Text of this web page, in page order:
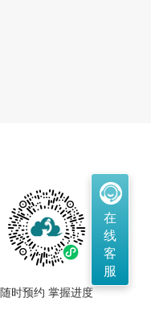
随时预约 掌握进度
在
线
客
服